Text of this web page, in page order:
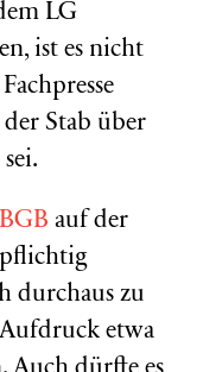
LG
ist es nicht
Stab über
auf der
durchaus zu
etwa